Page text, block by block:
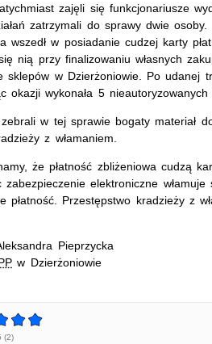
zajęli się funkcjonariusze
zatrzymali do sprawy dwie
wszedł w posiadanie cudzej karty
nią przy finalizowaniu własnych
sklepów w Dzierżoniowie. Po udanej
okazji wykonała 5
w tej sprawie bogaty materiał
z włamaniem.
że płatność zbliżeniowa cudzą
zabezpieczenie elektroniczne
płatność. Przestępstwo kradzieży z
Pieprzycka
w Dzierżoniowie
(2)